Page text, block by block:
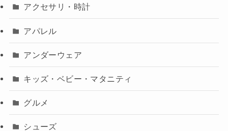
アクセサリ・時計
アパレル
アンダーウェア
キッズ・ベビー・マタニティ
グルメ
シューズ